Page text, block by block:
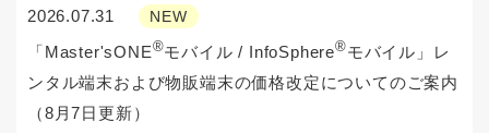
2026.07.31 NEW
「Master'sONE®モバイル / InfoSphere®モバイル」レ
ンタル端末および物販端末の価格改定についてのご案内
（8月7日更新）